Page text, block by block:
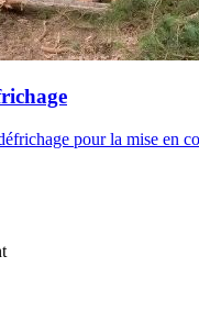
pour la mise en